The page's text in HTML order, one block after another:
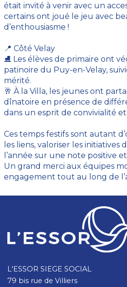
était invité à venir avec un
certains ont joué le jeu avec
d’enthousiasme !
📍 Côté Velay
⛸️ Les élèves de primaire ont
patinoire du Puy-en-Velay,
mérité.
🥂 À la Villa, les jeunes ont
dînatoire en présence de
dans un esprit de convivialité et
Ces temps festifs sont autant
les liens, valoriser les
l’année sur une note positive
Un grand merci aux équipes
engagement tout au long de
L'ESSOR SIEGE SOCIAL
79 bis rue de Villiers